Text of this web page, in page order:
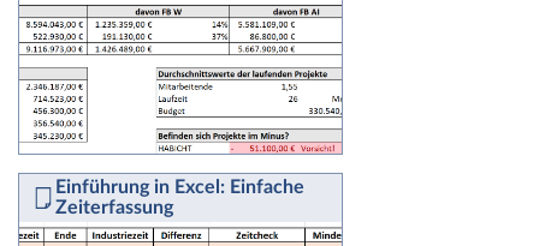
Einführung in Excel: Einfache
Zeiterfassung